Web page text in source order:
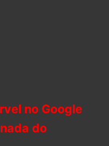
no Google
do